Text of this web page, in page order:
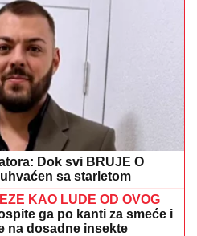
Dok svi BRUJE O
sa starletom
KAO LUDE OD OVOG
ga po kanti za smeće i
na dosadne insekte